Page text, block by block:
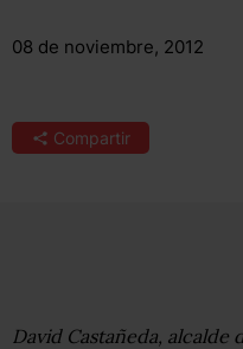
08 de noviembre, 2012
Compartir
David Castañeda, alcalde